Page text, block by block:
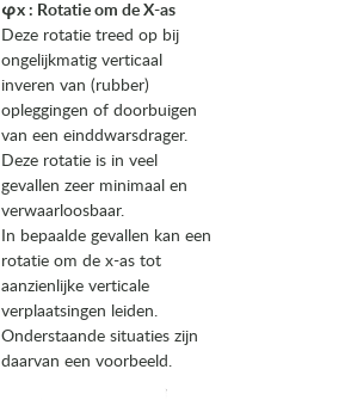
φx : Rotatie om de X-as
Deze rotatie treed op bij
ongelijkmatig verticaal
inveren van (rubber)
opleggingen of doorbuigen
van een einddwarsdrager.
Deze rotatie is in veel
gevallen zeer minimaal en
verwaarloosbaar.
In bepaalde gevallen kan een
rotatie om de x-as tot
aanzienlijke verticale
verplaatsingen leiden.
Onderstaande situaties zijn
daarvan een voorbeeld.